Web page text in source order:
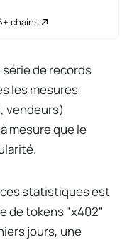
chains
de records
les mesures
vendeurs)
mesure que le
statistiques est
de tokens "x402"
jours, une